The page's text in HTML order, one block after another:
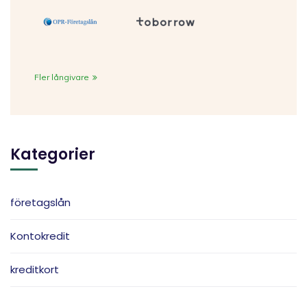
Fler långivare
Kategorier
företagslån
Kontokredit
kreditkort